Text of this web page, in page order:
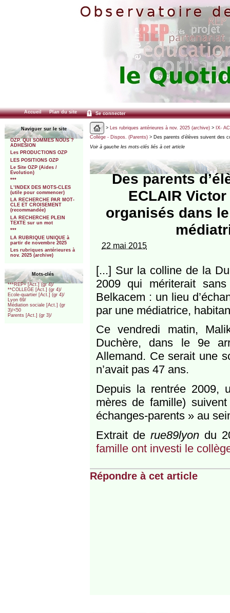
Accueil Plan du site Se connecter
Naviguer sur le site
OZP. QUI SOMMES NOUS ?
ADHESION
Les PRODUCTIONS OZP
LES POSITIONS OZP
Le Site OZP (Aides /
Evolution)
***
L’INDEX DES MOTS-CLES
(utile pour commencer)
LA RECHERCHE PAR MOT-
CLE ET CROISEMENT
(recommandée)
LA RECHERCHE PLEIN
TEXTE sur un mot
***
LA RUBRIQUE UNIQUE à
partir de novembre 2025
Les rubriques antérieures à
nov. 2025 (archive)
Mots-clés
***REP+ [Act.] (gr 4)/
**COLLEGE [Act.] (gr 4)/
Ecole-quartier [Act.] (gr 4)/
Lyon 69/
Médiation sociale [Act.] (gr
3)/<50
Parents [Act.] (gr 3)/
> Les rubriques antérieures à nov. 2025 (archive)> IX-
Collège - Dispos. (Parents)> Des parents d’élèves suivent des
Voir à gauche les mots-clés liés à cet article
Des parents
ECLAIR
organisés dans
22 mai 2015
[...] Sur la colline de la
2009 qui mériterait
Belkacem : un lieu
par une médiatrice,
Ce vendredi matin,
Duchère, dans le 9e
Allemand. Ce serait une
n’avait pas 47 ans.
Depuis la rentrée 2009,
mères de famille)
échanges-parents » au
Extrait de rue89lyondu
famille ont investi le
Répondre à cet article